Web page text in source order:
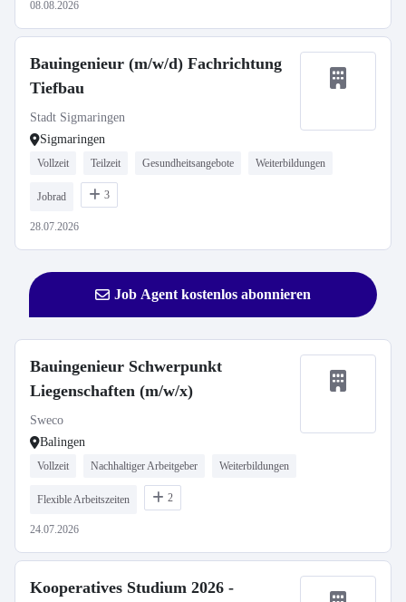
08.08.2026
Bauingenieur (m/w/d) Fachrichtung
Tiefbau
Stadt Sigmaringen
Sigmaringen
Vollzeit Teilzeit Gesundheitsangebote Weiterbildungen
Jobrad 3
28.07.2026
Job Agent kostenlos abonnieren
Bauingenieur Schwerpunkt
Liegenschaften (m/w/x)
Sweco
Balingen
Vollzeit Nachhaltiger Arbeitgeber Weiterbildungen
Flexible Arbeitszeiten 2
24.07.2026
Kooperatives Studium 2026 -